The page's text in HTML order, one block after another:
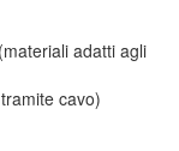
adatti agli
cavo)